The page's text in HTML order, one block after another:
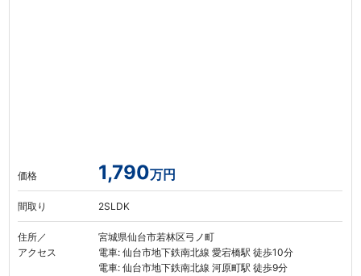
価格 1,790万円
間取り 2SLDK
住所／
アクセス
宮城県仙台市若林区弓ノ町
電車: 仙台市地下鉄南北線 愛宕橋駅 徒歩10分
電車: 仙台市地下鉄南北線 河原町駅 徒歩9分